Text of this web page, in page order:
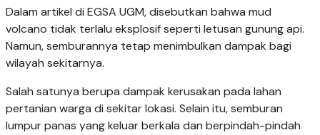
Dalam artikel di EGSA UGM, disebutkan bahwa mud
volcano tidak terlalu eksplosif seperti letusan gunung api.
Namun, semburannya tetap menimbulkan dampak bagi
wilayah sekitarnya.
Salah satunya berupa dampak kerusakan pada lahan
pertanian warga di sekitar lokasi. Selain itu, semburan
lumpur panas yang keluar berkala dan berpindah-pindah